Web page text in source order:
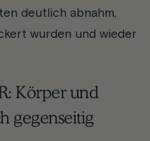
deutlich abnahm,
wurden und wieder
Körper und
gegenseitig